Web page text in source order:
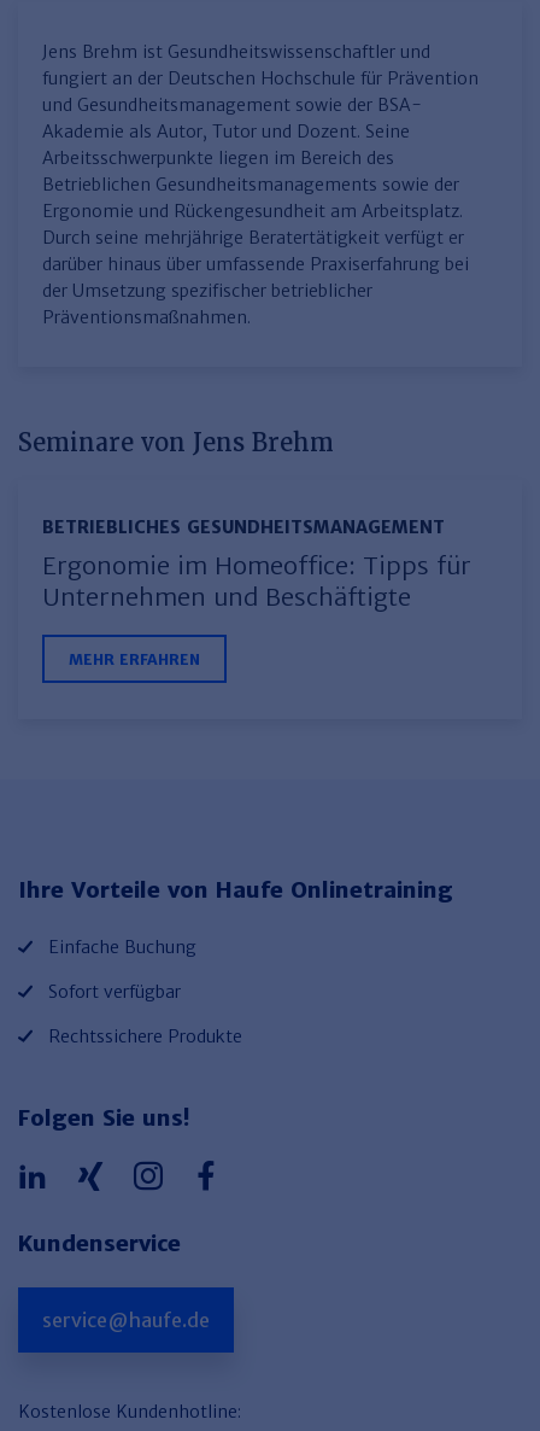
Personalentwicklung und
Talentmanagement
Persönlichkeitsentwicklung
Steuerkanzlei und Gebühren
Software und Tools
Miet- und WE-Recht
Rechtsanwaltskanzlei und Gebühren
Verkehrsrecht
Wirtschaftsrecht
Sozialrecht
Compliance
Insolvenzrecht
Miet- und Bestandsverwaltung
WEG-Verwaltung
Wohnungswirtschaft
Immobilienverwaltung
Finden Sie Ihr Thema
TV-L
TVöD
Kommunale Finanzen
SGB & Sozialwesen
Arbeitsschutz & BGM
Finden Sie Ihr Thema
Arbeitsschutz
Betriebliches
Gesundheitsmanagement
Zurück
Produktpräsentationen
Finden Sie Ihr Thema
Haufe Personal Office
Haufe TVöD/TV-L Office
Haufe Immobilien
Jens Brehm ist Gesundheitswissenschaftler und
fungiert an der Deutschen Hochschule für Prävention
und Gesundheitsmanagement sowie der BSA-
Akademie als Autor, Tutor und Dozent. Seine
Arbeitsschwerpunkte liegen im Bereich des
Betrieblichen Gesundheitsmanagements sowie der
Ergonomie und Rückengesundheit am Arbeitsplatz.
Durch seine mehrjährige Beratertätigkeit verfügt er
darüber hinaus über umfassende Praxiserfahrung bei
der Umsetzung spezifischer betrieblicher
Präventionsmaßnahmen.
Seminare von Jens Brehm
BETRIEBLICHES GESUNDHEITSMANAGEMENT
Ergonomie im Homeoffice: Tipps für
Unternehmen und Beschäftigte
MEHR ERFAHREN
Ihre Vorteile von Haufe Onlinetraining
Einfache Buchung
Sofort verfügbar
Rechtssichere Produkte
Folgen Sie uns!
Kundenservice
service@haufe.de
Kostenlose Kundenhotline: